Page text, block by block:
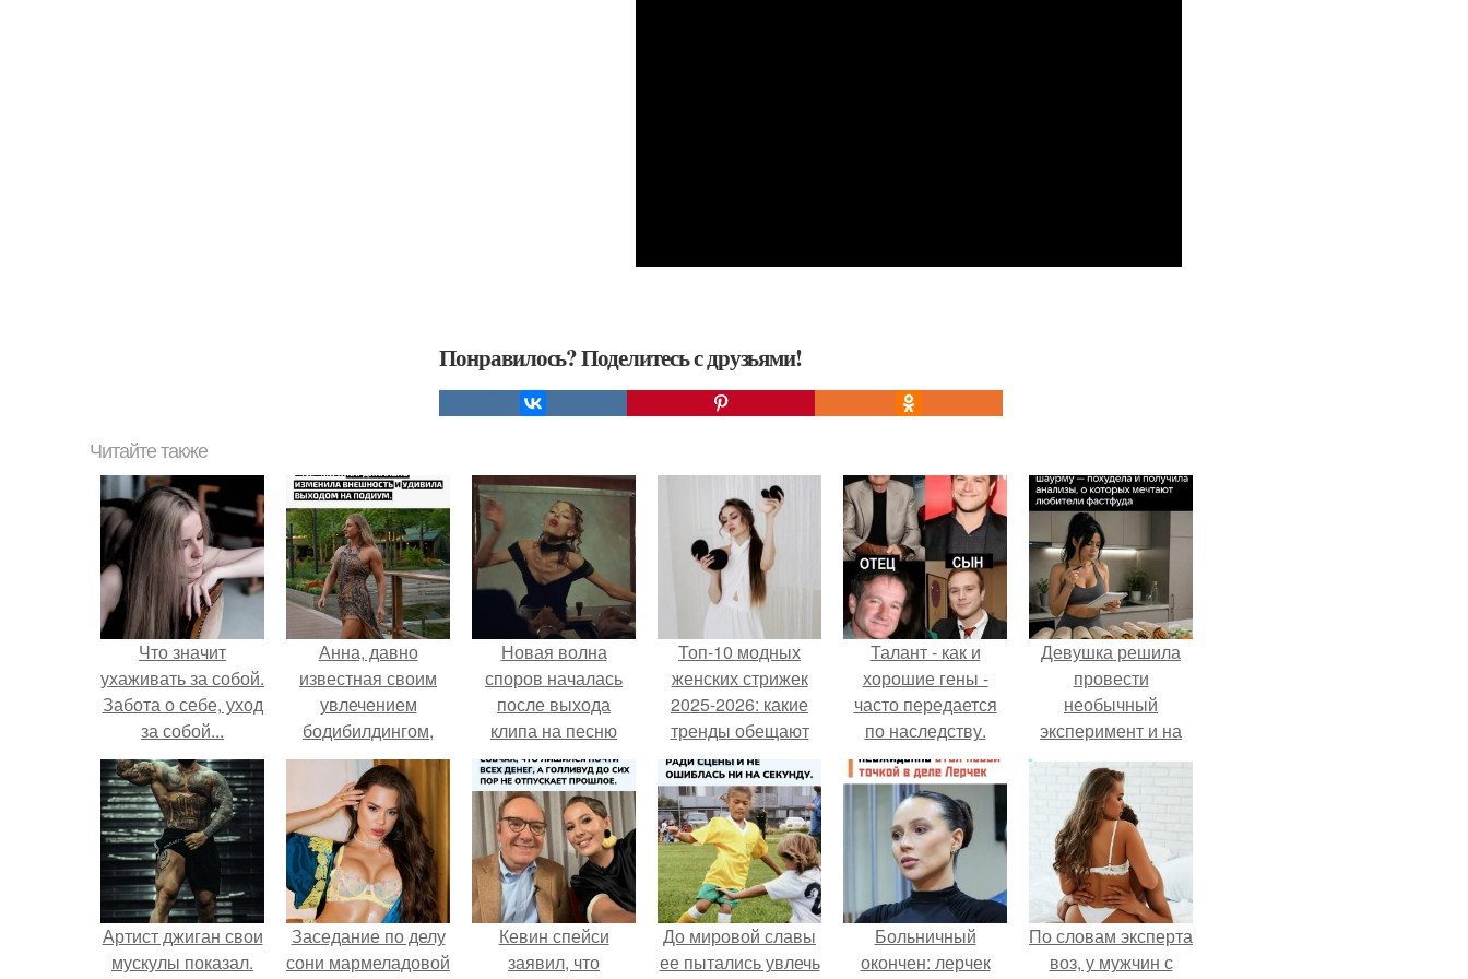
Понравилось? Поделитесь с друзьями!
Читайте также
Что значит
ухаживать за собой.
Забота о себе, уход
за собой...
Анна, давно
известная своим
увлечением
бодибилдингом,
впервые
попробовала себя
в роли модели.
Новая волна
споров началась
после выхода
клипа на песню
Petal.
Топ-10 модных
женских стрижек
2025-2026: какие
тренды обещают
стать хитами
Талант - как и
хорошие гены -
часто передается
по наследству.
Девушка решила
провести
необычный
эксперимент и на
протяжении 30
дней питалась
одной шаурмой.
Артист джиган свои
мускулы показал.
Заседание по делу
сони мармеладовой
Кевин спейси
заявил, что
До мировой славы
ее пытались увлечь
Больничный
окончен: лерчек
По словам эксперта
воз, у мужчин с